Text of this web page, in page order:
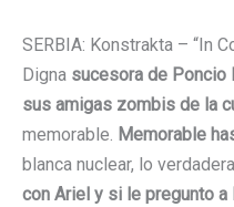
SERBIA: Konstrakta – “In
Digna sucesora de Poncio
sus amigas zombis de la
memorable. Memorable
blanca nuclear, lo
con Ariel y si le pregunto